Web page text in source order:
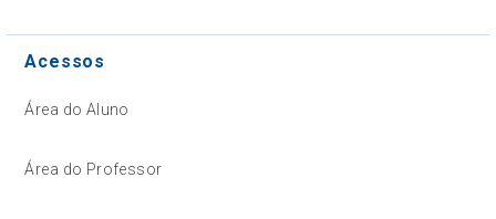
Acessos
Área do Aluno
Área do Professor